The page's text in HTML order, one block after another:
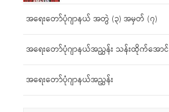
အရေးတော်ပုံဂျာနယ် အတွဲ (၃) အမှတ် (၇)
အရေးတော်ပုံဂျာနယ်အညွှန်း သန်းထိုက်အောင်
အရေးတော်ပုံဂျာနယ်အညွှန်း